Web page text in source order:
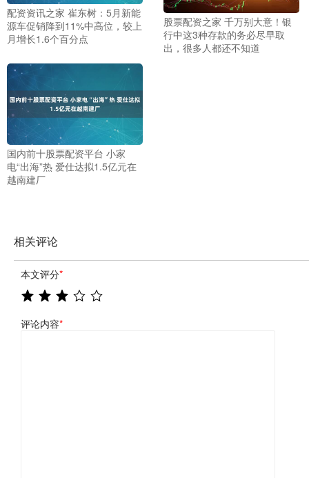
配资资讯之家 崔东树：5月新能
源车促销降到11%中高位，较上
月增长1.6个百分点
股票配资之家 千万别大意！银
行中这3种存款的务必尽早取
出，很多人都还不知道
国内前十股票配资平台 小家
电“出海”热 爱仕达拟1.5亿元在
越南建厂
相关评论
本文评分*
评论内容*